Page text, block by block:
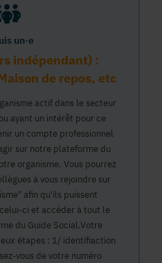
un·e
indépendant) :
de repos, etc
actif dans le secteur
ayant un intérêt pour ce
un compte professionnel
sur notre plateforme du
organisme. Vous pourrez
à vous rejoindre sur
afin qu'ils puissent
ci et accéder à tout le
du Guide Social.Votre
étapes : 1/ identifiaction
vous de votre numéro